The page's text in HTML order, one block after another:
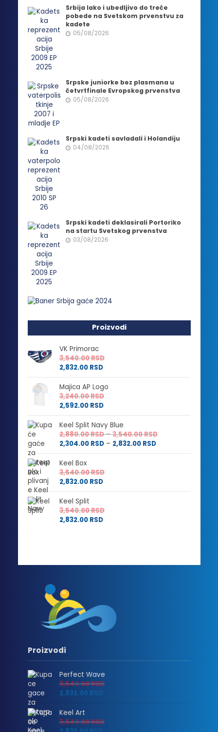
Srbija lako i ubedljivo do treće
pobede na Svetskom prvenstvu za
kadete
05/08/2026
Srpske juniorke bez plasmana u
četvrtfinale Evropskog prvenstva
05/08/2026
Srpski kadeti savladali i Holandiju
04/08/2026
Srpski kadeti deklasirali Portoriko
na startu Svetskog prvenstva
03/08/2026
Proizvodi
VK Primorac
3,540.00RSD
2,832.00 RSD
Majica AP Logo
3,240.00RSD
2,592.00 RSD
Keel Split Navy Blue
2,880.00RSD – 3,540.00RSDRaspon
od
2,304.00 RSD – 2,832.00 RSDRaspon
cena:
2,832.00 RSD
Keel Box
3,540.00RSD
2,832.00 RSD
Keel Split
3,540.00RSD
2,832.00 RSD
Proizvodi
Perfect Wave
3,540.00RSD
2,832.00 RSD
Keel Art
3,540.00RSD